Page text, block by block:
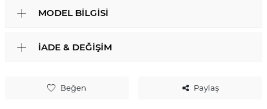
Beğen Paylaş
MODEL BILGISI
İADE & DEĞIŞIM